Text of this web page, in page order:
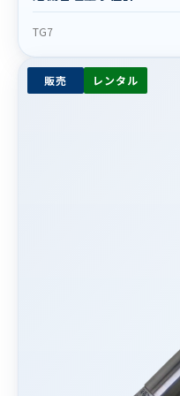
TG7
販売 レンタル